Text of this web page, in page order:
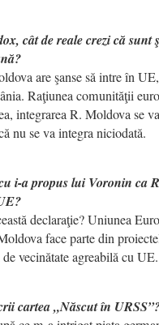
cât de reale crezi că sunt
are şanse să intre în
Raţiunea comunităţii
integrarea R. Moldova se
nu se va integra niciodată.
i-a propus lui Voronin ca
declaraţie? Uniunea
face parte din
vecinătate agreabilă cu UE.
cartea „Născut în